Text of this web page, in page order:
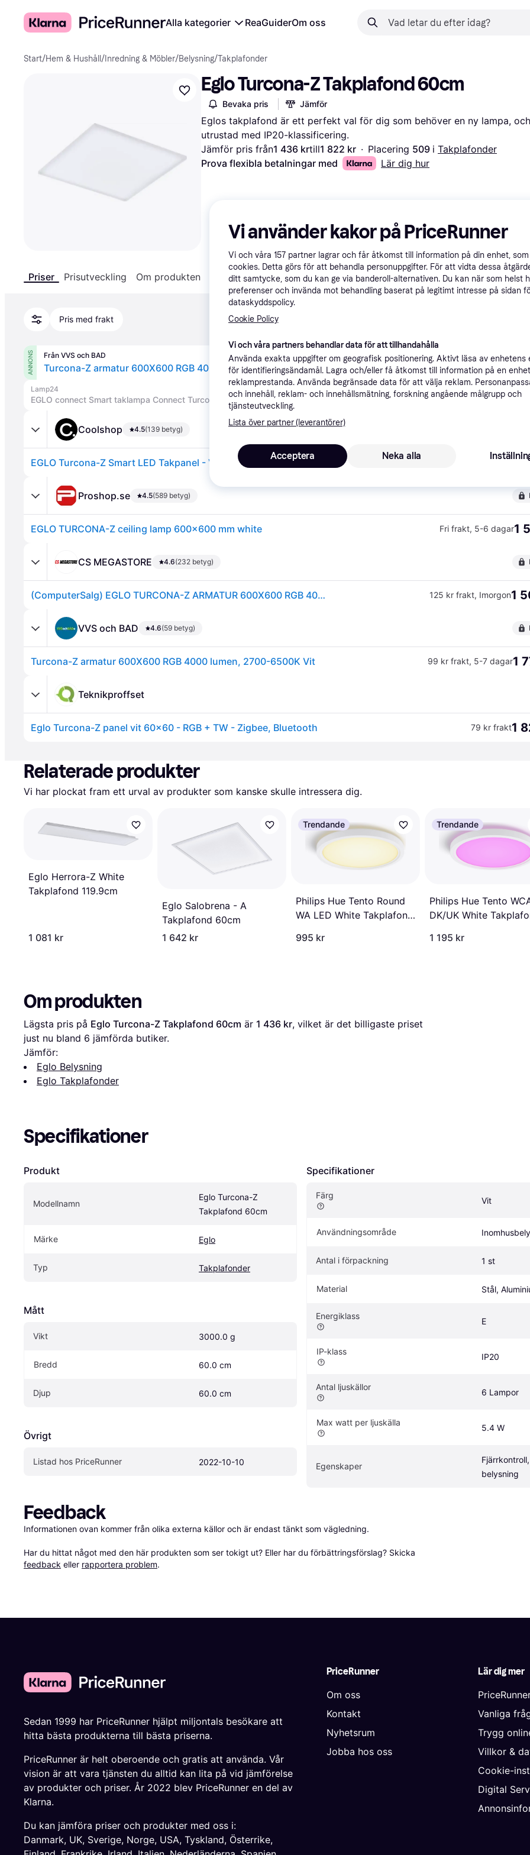
Alla kategorier ReaGuiderOm oss
Start/Hem & Hushåll / Inredning & Möbler/Belysning/Takplafonder
Eglo Turcona-Z Takplafond 60cm
Bevaka pris Jämför
Eglos takplafond är ett perfekt val för dig som behöver en ny lampa,
utrustad med IP20-klassificering.
Jämför pris från1 436 krtill1 822 kr · Placering 509 i Takplafonder
Prova flexibla betalningar med
Lär dig hur
Priser Prisutveckling Om produkten Specifikationer
Pris med frakt
ANNONS Från VVS och BAD
Turcona-Z armatur 600X600 RGB 4000 lumen, 2700-6500K Vit 99 kr frakt, 5-7 dagar1
Lamp24
EGLO connect Smart taklampa Connect Turcona-Z, dimbar, Vitt / opal, Vardagsrum / matsal, Syntetmaterial, Smarta hem taklampa 1
Coolshop 4.5(139 betyg)
2-4 dagar1
Proshop.se 4.5(589 betyg)
EGLO TURCONA-Z ceiling lamp 600x600 mm white Fri frakt, 5-6 dagar1
CS MEGASTORE 4.6(232 betyg)
(ComputerSalg) EGLO TURCONA-Z ARMATUR 600X600 RGB 4000LM 2700-6500K VIT 125 kr frakt, Imorgon1
VVS och BAD 4.6(59 betyg)
Turcona-Z armatur 600X600 RGB 4000 lumen, 2700-6500K Vit 99 kr frakt, 5-7 dagar1
Teknikproffset
Eglo Turcona-Z panel vit 60x60 - RGB + TW - Zigbee, Bluetooth 79 kr frakt1
Relaterade produkter
Vi har plockat fram ett urval av produkter som kanske skulle intressera dig.
Eglo Herrora-Z White
Takplafond 119.9cm
1 081 kr
Eglo Salobrena - A
Takplafond 60cm
1 642 kr
Trendande
Philips Hue Tento Round
WA LED White Takplafond
995 kr
Trendande
Philips Hue Tento
DK/UK White
1 195 kr
Om produkten
Lägsta pris på Eglo Turcona-Z Takplafond 60cm är 1 436 kr, vilket är det billigaste priset
just nu bland 6 jämförda butiker.
Jämför:
Eglo Belysning
Eglo Takplafonder
Specifikationer
Produkt
Modellnamn
Eglo Turcona-Z
Takplafond 60cm
Märke Eglo
Typ Takplafonder
Mått
Vikt 3000.0 g
Bredd 60.0 cm
Djup 60.0 cm
Övrigt
Listad hos PriceRunner 2022-10-10
Specifikationer
Färg
Vit
Användningsområde
Antal i förpackning 1 st
Material Stål,
Energiklass
E
IP-klass
IP20
Antal ljuskällor
6 Lampor
Max watt per ljuskälla
5.4 W
Egenskaper
belysning
Feedback
Informationen ovan kommer från olika externa källor och är endast tänkt som vägledning.
Har du hittat något med den här produkten som ser tokigt ut? Eller har du förbättringsförslag? Skicka
feedback eller rapportera problem.
PriceRunner
Om oss
Kontakt
Nyhetsrum
Jobba hos oss
Lär dig mer
Vanliga
Trygg
Villkor &
Cookie-
Digital
Sedan 1999 har PriceRunner hjälpt miljontals besökare att
hitta bästa produkterna till bästa priserna.
PriceRunner är helt oberoende och gratis att använda. Vår
vision är att vara tjänsten du alltid kan lita på vid jämförelse
av produkter och priser. År 2022 blev PriceRunner en del av
Klarna.
Du kan jämföra priser och produkter med oss i:
Danmark, UK, Sverige, Norge, USA, Tyskland, Österrike,
Vi använder kakor på PriceRunner
Vi och våra 157 partner lagrar och får åtkomst till information på din enhet,
cookies. Detta görs för att behandla personuppgifter. För att vidta dessa
ditt samtycke, som du kan ge via banderoll-alternativen. Du kan när som helst
preferenser och invända mot behandling baserat på legitimt intresse på sidan
dataskyddspolicy.
Cookie Policy
Vi och våra partners behandlar data för att tillhandahålla
Använda exakta uppgifter om geografisk positionering. Aktivt läsa av enhetens
för identifieringsändamål. Lagra och/eller få åtkomst till information på en
reklamprestanda. Använda begränsade data för att välja reklam.
och innehåll, reklam- och innehållsmätning, forskning angående målgrupp och
tjänsteutveckling.
Lista över partner (leverantörer)
Neka alla
Acceptera